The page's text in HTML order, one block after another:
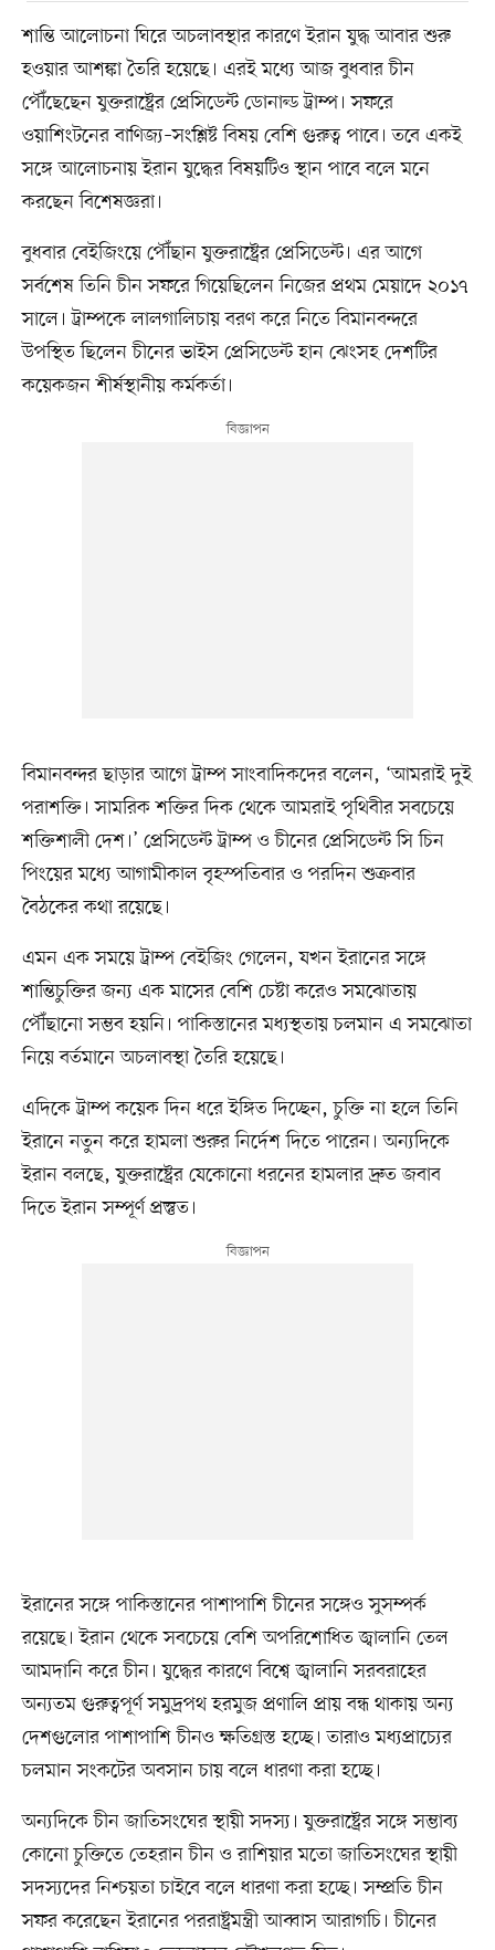
শান্তি আলোচনা ঘিরে অচলাবস্থার কারণে ইরান যুদ্ধ আবার শুরু
হওয়ার আশঙ্কা তৈরি হয়েছে। এরই মধ্যে আজ বুধবার চীন
পৌঁছেছেন যুক্তরাষ্ট্রের প্রেসিডেন্ট ডোনাল্ড ট্রাম্প। সফরে
ওয়াশিংটনের বাণিজ্য–সংশ্লিষ্ট বিষয় বেশি গুরুত্ব পাবে। তবে একই
সঙ্গে আলোচনায় ইরান যুদ্ধের বিষয়টিও স্থান পাবে বলে মনে
করছেন বিশেষজ্ঞরা।
বুধবার বেইজিংয়ে পৌঁছান যুক্তরাষ্ট্রের প্রেসিডেন্ট। এর আগে
সর্বশেষ তিনি চীন সফরে গিয়েছিলেন নিজের প্রথম মেয়াদে ২০১৭
সালে। ট্রাম্পকে লালগালিচায় বরণ করে নিতে বিমানবন্দরে
উপস্থিত ছিলেন চীনের ভাইস প্রেসিডেন্ট হান ঝেংসহ দেশটির
কয়েকজন শীর্ষস্থানীয় কর্মকর্তা।
বিমানবন্দর ছাড়ার আগে ট্রাম্প সাংবাদিকদের বলেন, ‘আমরাই দুই
পরাশক্তি। সামরিক শক্তির দিক থেকে আমরাই পৃথিবীর সবচেয়ে
শক্তিশালী দেশ।’ প্রেসিডেন্ট ট্রাম্প ও চীনের প্রেসিডেন্ট সি চিন
পিংয়ের মধ্যে আগামীকাল বৃহস্পতিবার ও পরদিন শুক্রবার
বৈঠকের কথা রয়েছে।
এমন এক সময়ে ট্রাম্প বেইজিং গেলেন, যখন ইরানের সঙ্গে
শান্তিচুক্তির জন্য এক মাসের বেশি চেষ্টা করেও সমঝোতায়
পৌঁছানো সম্ভব হয়নি। পাকিস্তানের মধ্যস্থতায় চলমান এ সমঝোতা
নিয়ে বর্তমানে অচলাবস্থা তৈরি হয়েছে।
এদিকে ট্রাম্প কয়েক দিন ধরে ইঙ্গিত দিচ্ছেন, চুক্তি না হলে তিনি
ইরানে নতুন করে হামলা শুরুর নির্দেশ দিতে পারেন। অন্যদিকে
ইরান বলছে, যুক্তরাষ্ট্রের যেকোনো ধরনের হামলার দ্রুত জবাব
দিতে ইরান সম্পূর্ণ প্রস্তুত।
ইরানের সঙ্গে পাকিস্তানের পাশাপাশি চীনের সঙ্গেও সুসম্পর্ক
রয়েছে। ইরান থেকে সবচেয়ে বেশি অপরিশোধিত জ্বালানি তেল
আমদানি করে চীন। যুদ্ধের কারণে বিশ্বে জ্বালানি সরবরাহের
অন্যতম গুরুত্বপূর্ণ সমুদ্রপথ হরমুজ প্রণালি প্রায় বন্ধ থাকায় অন্য
দেশগুলোর পাশাপাশি চীনও ক্ষতিগ্রস্ত হচ্ছে। তারাও মধ্যপ্রাচ্যের
চলমান সংকটের অবসান চায় বলে ধারণা করা হচ্ছে।
অন্যদিকে চীন জাতিসংঘের স্থায়ী সদস্য। যুক্তরাষ্ট্রের সঙ্গে সম্ভাব্য
কোনো চুক্তিতে তেহরান চীন ও রাশিয়ার মতো জাতিসংঘের স্থায়ী
সদস্যদের নিশ্চয়তা চাইবে বলে ধারণা করা হচ্ছে। সম্প্রতি চীন
সফর করেছেন ইরানের পররাষ্ট্রমন্ত্রী আব্বাস আরাগচি। চীনের